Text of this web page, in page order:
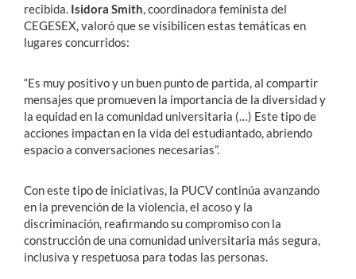
recibida. Isidora Smith , coordinadora feminista del
CEGESEX, valoró que se visibilicen estas temáticas en
lugares concurridos:
“Es muy positivo y un buen punto de partida, al compartir
mensajes que promueven la importancia de la diversidad y
la equidad en la comunidad universitaria (…) Este tipo de
acciones impactan en la vida del estudiantado, abriendo
espacio a conversaciones necesarias”.
Con este tipo de iniciativas, la PUCV continúa avanzando
en la prevención de la violencia, el acoso y la
discriminación, reafirmando su compromiso con la
construcción de una comunidad universitaria más segura,
inclusiva y respetuosa para todas las personas.